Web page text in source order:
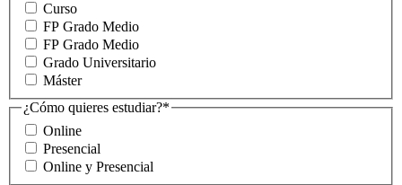
Curso
FP Grado Medio
FP Grado Medio
Grado Universitario
Máster
¿Cómo quieres estudiar?*
Online
Presencial
Online y Presencial